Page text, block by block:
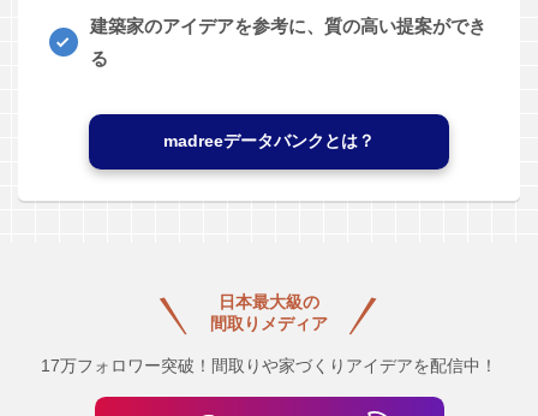
建築家のアイデアを参考に、質の高い提案ができ
る
madreeデータバンクとは？
日本最大級の
間取りメディア
17万フォロワー突破！間取りや家づくりアイデアを配信中！